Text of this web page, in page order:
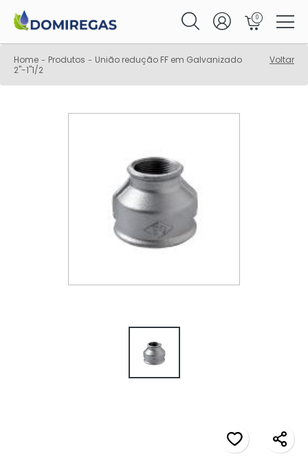
0
Home - Produtos - União redução FF em Galvanizado
2"-1"1/2
Voltar